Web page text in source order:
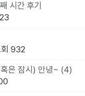
시간 후기
932
은 잠시) 안녕~ (4)